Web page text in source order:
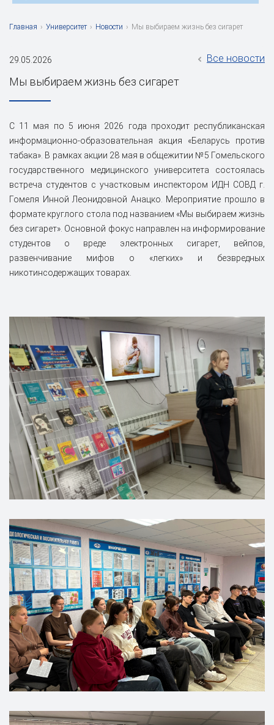
Главная › Университет › Новости › Мы выбираем жизнь без сигарет
29.05.2026 Все новости
Мы выбираем жизнь без сигарет
С 11 мая по 5 июня 2026 года проходит республиканская
информационно-образовательная акция «Беларусь против
табака». В рамках акции 28 мая в общежитии №5 Гомельского
государственного медицинского университета состоялась
встреча студентов с участковым инспектором ИДН СОВД г.
Гомеля Инной Леонидовной Анацко. Мероприятие прошло в
формате круглого стола под названием «Мы выбираем жизнь
без сигарет». Основной фокус направлен на информирование
студентов о вреде электронных сигарет, вейпов,
развенчивание мифов о «легких» и безвредных
никотинсодержащих товарах.